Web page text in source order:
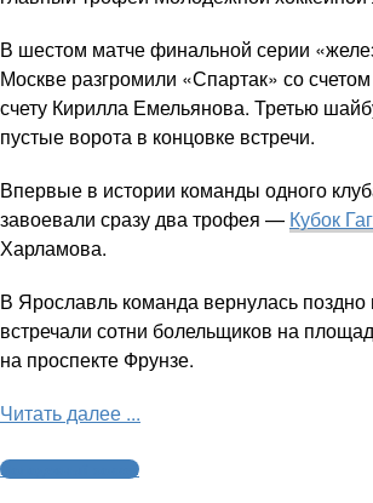
В шестом матче финальной серии
Москве разгромили «Спартак» со
счету Кирилла Емельянова. Третью
пустые ворота в концовке встречи.
Впервые в истории команды одного
завоевали сразу два трофея — Кубок
Харламова.
В Ярославль команда вернулась
встречали сотни болельщиков на
на проспекте Фрунзе.
Читать далее ...
Молодежный хоккей